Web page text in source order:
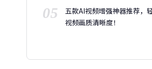
05
五款AI视频增强神器推荐，
视频画质清晰度！